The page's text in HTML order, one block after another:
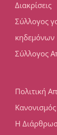
Διακρίσεις
Σύλλογος
κηδεμόνων
Σύλλογος
Πολιτική
Η